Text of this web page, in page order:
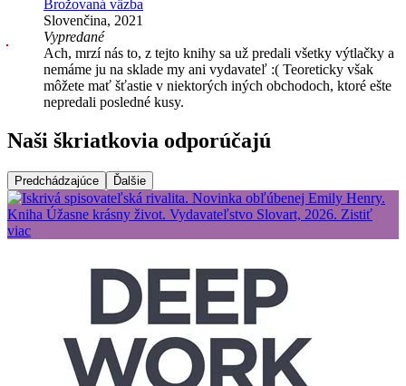
Brožovaná väzba
Slovenčina, 2021
Vypredané
Ach, mrzí nás to, z tejto knihy sa už predali všetky výtlačky a
nemáme ju na sklade my ani vydavateľ :( Teoreticky však
môžete mať šťastie v niektorých iných obchodoch, ktoré ešte
nepredali posledné kusy.
Naši škriatkovia odporúčajú
Predchádzajúce Ďalšie